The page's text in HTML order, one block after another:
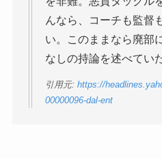
んなら、コーチも監督
い。このままなら廃部
なしの持論を述べていた
引用元: https://
00000096-dal-ent